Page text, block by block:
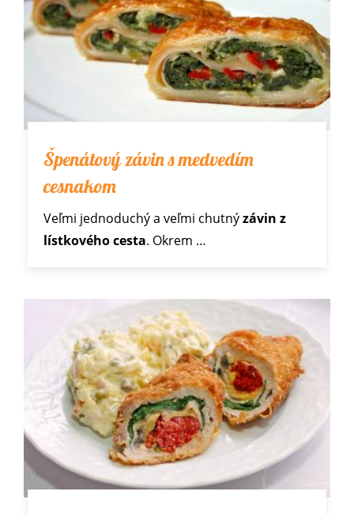
Špenátový závin s medvedím
cesnakom
Veľmi jednoduchý a veľmi chutnýzávin z
lístkového cesta. Okrem …